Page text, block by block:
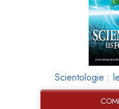
Scientologie :